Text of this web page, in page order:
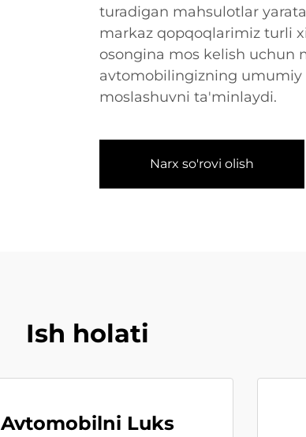
turadigan mahsulotlar
markaz qopqoqlarimiz turli
osongina mos kelish uchun
avtomobilingizning umumiy
moslashuvni ta'minlaydi.
Narx so'rovi olish
Ish holati
Avtomobilni Luks